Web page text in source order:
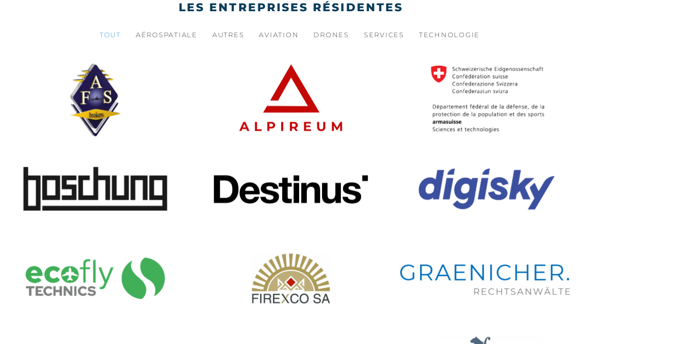
LES ENTREPRISES RÉSIDENTES
TOUT AÉROSPATIALE AUTRES AVIATION DRONES SERVICES TECHNOLOGIE